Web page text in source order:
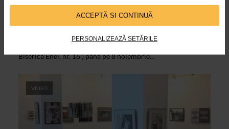
ACCEPTĂ SI CONTINUĂ
PERSONALIZEAZĂ SETĂRILE
Grafica Romaneasca 2013
Expozitia „Grafica romaneasca 2013”, aflata la cea de a III-a
Biserica Enei, nr. 16 ) pana pe 8 noiembrie...
VIDEO